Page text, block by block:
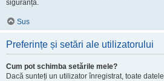
siguranță.
Sus
Preferințe și setări ale utilizatorului
Cum pot schimba setările mele?
Dacă sunteți un utilizator înregistrat, toate